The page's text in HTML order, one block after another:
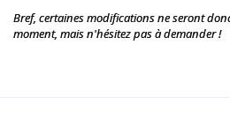
Bref, certaines modifications ne seront
moment, mais n'hésitez pas à demander !